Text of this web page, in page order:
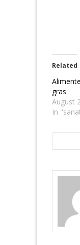
Related
gras
August
In